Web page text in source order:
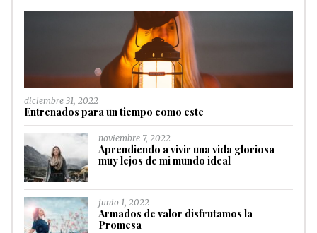
diciembre 31, 2022
Entrenados para un tiempo como este
noviembre 7, 2022
Aprendiendo a vivir una vida gloriosa
muy lejos de mi mundo ideal
junio 1, 2022
Armados de valor disfrutamos la
Promesa